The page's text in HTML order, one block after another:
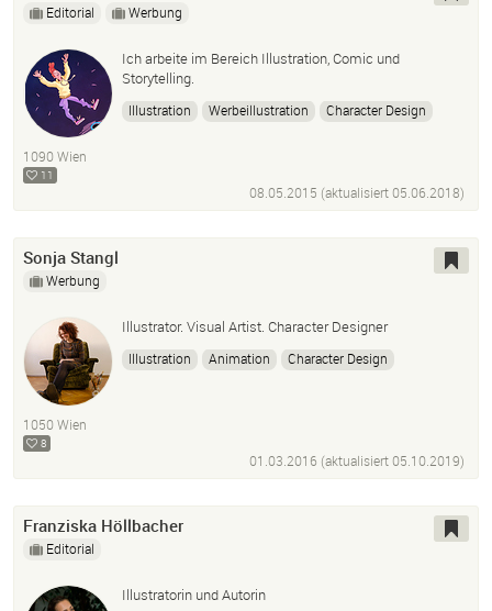
Editorial Werbung
Ich arbeite im Bereich Illustration, Comic und
Storytelling.
Illustration Werbeillustration
Character Design
1090 Wien
11
08.05.2015 (aktualisiert05.06.2018)
Sonja Stangl
Werbung
Illustrator. Visual Artist. Character Designer
Illustration Animation
Character Design
1050 Wien
8
01.03.2016 (aktualisiert05.10.2019)
Franziska Höllbacher
Editorial
Illustratorin und Autorin